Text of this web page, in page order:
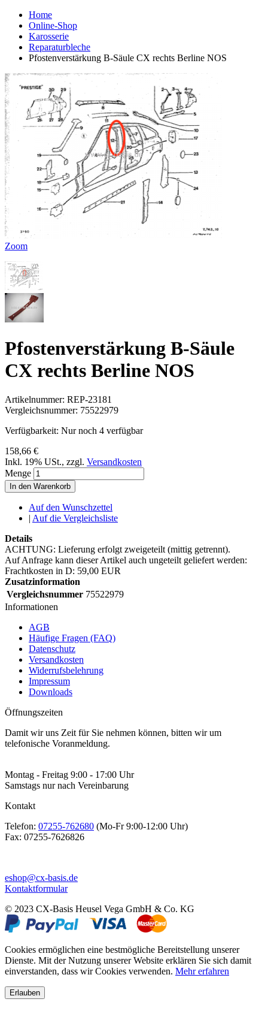
Home
Online-Shop
Karosserie
Reparaturbleche
Pfostenverstärkung B-Säule CX rechts Berline NOS
Zoom
Pfostenverstärkung B-Säule
CX rechts Berline NOS
Artikelnummer: REP-23181
Vergleichsnummer: 75522979
Verfügbarkeit: Nur noch 4 verfügbar
158,66 €
Inkl. 19% USt., zzgl. Versandkosten
Menge
In den Warenkorb
Auf den Wunschzettel
| Auf die Vergleichsliste
Details
ACHTUNG: Lieferung erfolgt zweigeteilt (mittig getrennt).
Auf Anfrage kann dieser Artikel auch ungeteilt geliefert werden:
Frachtkosten in D: 59,00 EUR
Zusatzinformation
Vergleichsnummer 75522979
Informationen
AGB
Häufige Fragen (FAQ)
Datenschutz
Versandkosten
Widerrufsbelehrung
Impressum
Downloads
Öffnungszeiten
Damit wir uns Zeit für Sie nehmen können, bitten wir um
telefonische Voranmeldung.
Montag - Freitag 9:00 - 17:00 Uhr
Samstags nur nach Vereinbarung
Kontakt
Telefon: 07255-762680 (Mo-Fr 9:00-12:00 Uhr)
Fax: 07255-7626826
eshop@cx-basis.de
Kontaktformular
© 2023 CX-Basis Heusel Vega GmbH & Co. KG
Cookies ermöglichen eine bestmögliche Bereitstellung unserer
Dienste. Mit der Nutzung unserer Website erklären Sie sich damit
einverstanden, dass wir Cookies verwenden. Mehr erfahren
Erlauben